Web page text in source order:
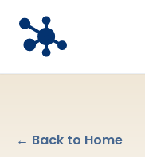
← Back to Home